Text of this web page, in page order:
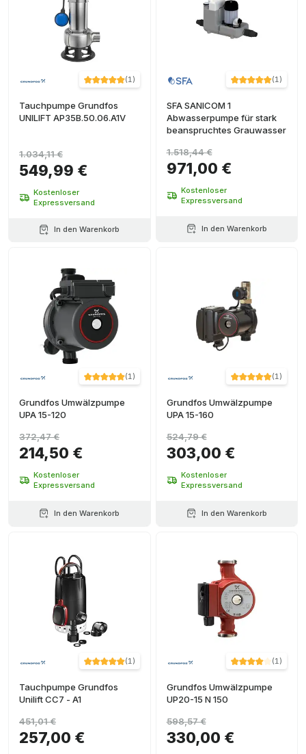
(1)
Tauchpumpe Grundfos
UNILIFT AP35B.50.06.A1V
549,99 €
1.034,11 €
Kostenloser
Expressversand
In den Warenkorb
(1)
SFA SANICOM 1
Abwasserpumpe für stark
beanspruchtes Grauwasser
971,00 €
1.518,44 €
Kostenloser
Expressversand
In den Warenkorb
(1)
Grundfos Umwälzpumpe
UPA 15-120
214,50 €
372,47 €
Kostenloser
Expressversand
In den Warenkorb
(1)
Grundfos Umwälzpumpe
UPA 15-160
303,00 €
524,79 €
Kostenloser
Expressversand
In den Warenkorb
(1)
Tauchpumpe Grundfos
Unilift CC7 - A1
257,00 €
451,01 €
(1)
Grundfos Umwälzpumpe
UP20-15 N 150
330,00 €
598,57 €